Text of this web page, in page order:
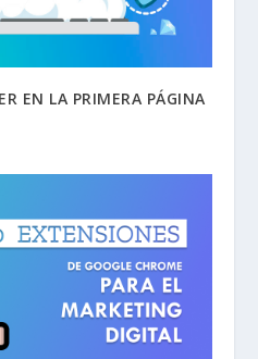
EN LA PRIMERA PÁGINA